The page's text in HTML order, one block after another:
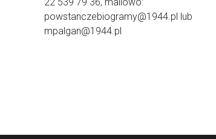
powstanczebiogramy@1944.pl lub
mpalgan@1944.pl